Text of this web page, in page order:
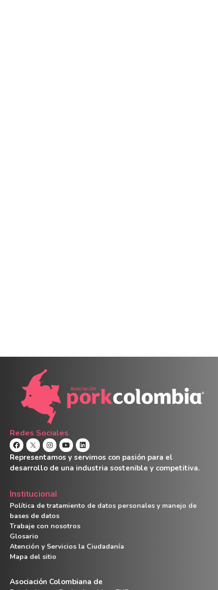
Redes Sociales
Representamos y servimos con pasión para el
desarrollo de una industria sostenible y competitiva.
Institucional
Política de tratamiento de datos personales y manejo de
bases de datos
Trabaje con nosotros
Glosario
Atención y Servicios la Ciudadanía
Mapa del sitio
Asociación Colombiana de